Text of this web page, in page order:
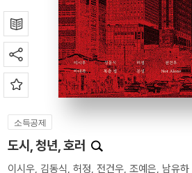
소득공제
도시, 청년, 호러
이시우, 김동식, 허정, 전건우, 조예은, 남유하